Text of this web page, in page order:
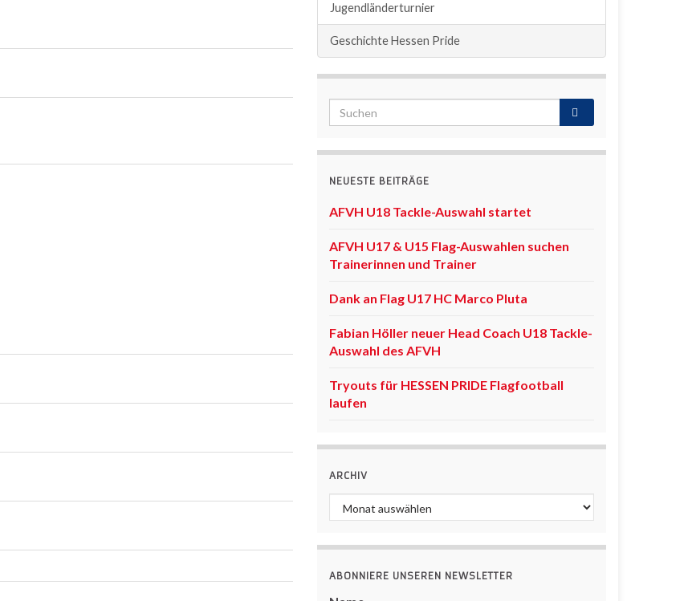
Jugendländerturnier
Geschichte Hessen Pride
NEUESTE BEITRÄGE
AFVH U18 Tackle-Auswahl startet
AFVH U17 & U15 Flag-Auswahlen suchen
Trainerinnen und Trainer
Dank an Flag U17 HC Marco Pluta
Fabian Höller neuer Head Coach U18 Tackle-
Auswahl des AFVH
Tryouts für HESSEN PRIDE Flagfootball
laufen
ARCHIV
Archiv
ABONNIERE UNSEREN NEWSLETTER